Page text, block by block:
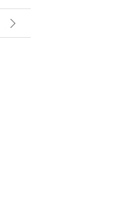
"광복 81주년, 서산이 깨어난다", 독립운동 재조명부터 태극기 물결·시민 걷기까지 나라사랑 물결